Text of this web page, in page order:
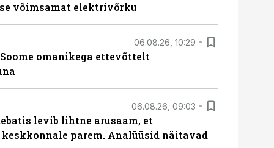
võimsamat elektrivõrku
06.08.26, 10:29
omanikega ettevõttelt
06.08.26, 09:03
levib lihtne arusaam, et
parem. Analüüsid näitavad